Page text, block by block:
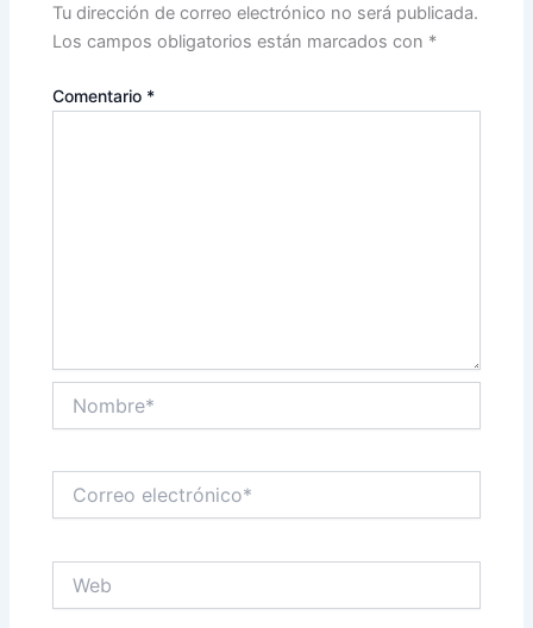
Tu dirección de correo electrónico no será publicada.
Los campos obligatorios están marcados con *
Comentario *
electrónico*